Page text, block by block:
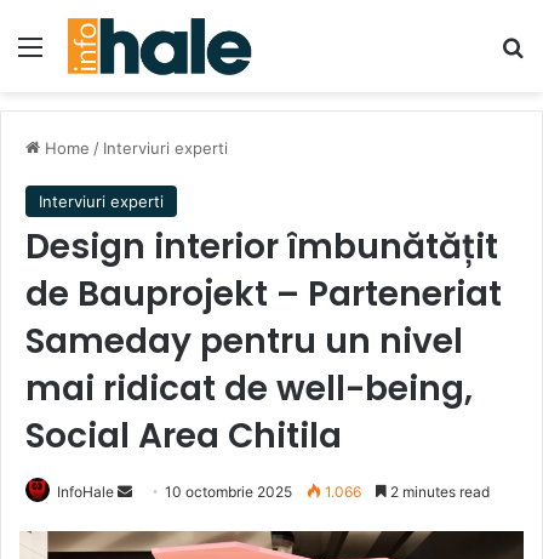
Menu
Home / Interviuri experti
Interviuri experti
Design interior îmbunătățit
de Bauprojekt – Parteneriat
Sameday pentru un nivel
mai ridicat de well-being,
Social Area Chitila
InfoHale
Send
email
10 octombrie 2025 1.066 2 minutes read